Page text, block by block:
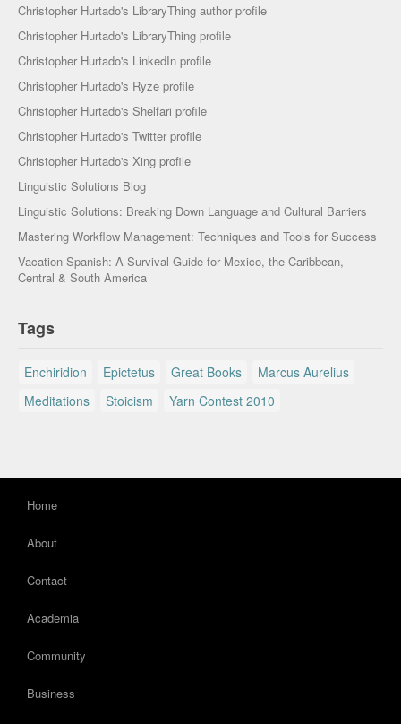
Christopher Hurtado's LibraryThing author profile
Christopher Hurtado's LibraryThing profile
Christopher Hurtado's LinkedIn profile
Christopher Hurtado's Ryze profile
Christopher Hurtado's Shelfari profile
Christopher Hurtado's Twitter profile
Christopher Hurtado's Xing profile
Linguistic Solutions Blog
Linguistic Solutions: Breaking Down Language and Cultural Barriers
Mastering Workflow Management: Techniques and Tools for Success
Vacation Spanish: A Survival Guide for Mexico, the Caribbean,
Central & South America
Tags
Enchiridion Epictetus Great Books
Marcus Aurelius
Meditations
Stoicism Yarn Contest 2010
Home
About
Contact
Academia
Community
Business